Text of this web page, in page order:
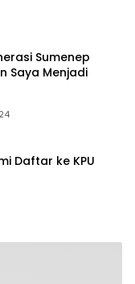
Sumenep
Saya Menjadi
Daftar ke KPU